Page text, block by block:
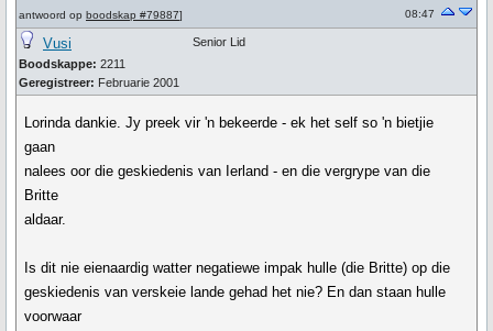
antwoord op boodskap #79887]
08:47
Vusi
Boodskappe: 2211
Geregistreer: Februarie 2001
Senior Lid
Lorinda dankie. Jy preek vir 'n bekeerde - ek het self so 'n bietjie
gaan
nalees oor die geskiedenis van Ierland - en die vergrype van die
Britte
aldaar.
Is dit nie eienaardig watter negatiewe impak hulle (die Britte) op die
geskiedenis van verskeie lande gehad het nie? En dan staan hulle
voorwaar